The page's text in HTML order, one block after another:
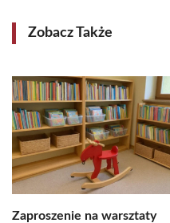
Zobacz Także
Zaproszenie na warsztaty